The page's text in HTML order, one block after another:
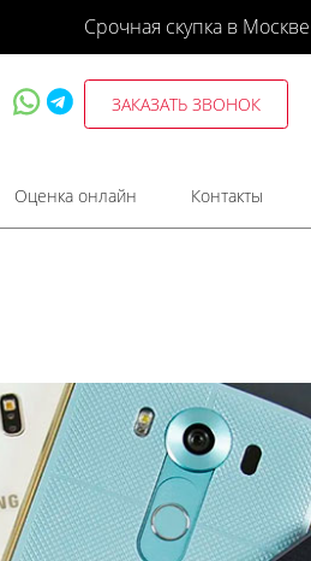
Срочная скупка в Москве
ЗАКАЗАТЬ ЗВОНОК
Оценка онлайн Контакты